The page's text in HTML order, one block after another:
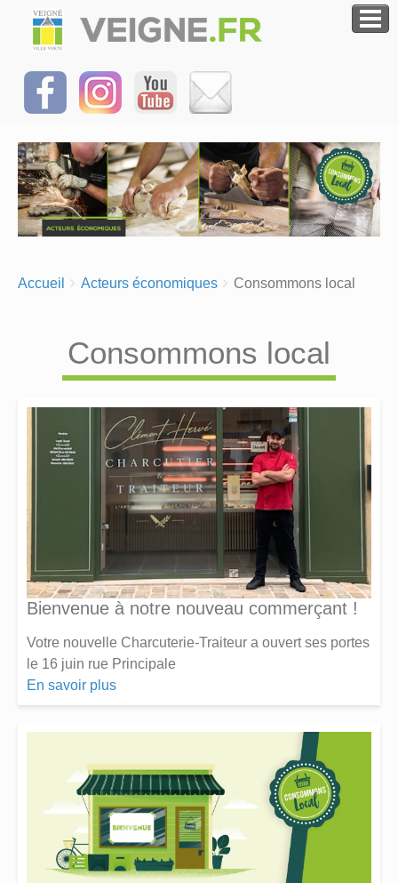
Breadcrumbs
You
Accueil Acteurs économiques Consommons local
Consommons local
Bienvenue à notre nouveau commerçant !
Votre nouvelle Charcuterie-Traiteur a ouvert ses portes
le 16 juin rue Principale
En savoir plus